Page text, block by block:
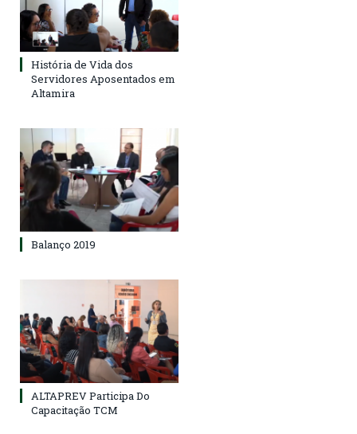
História de Vida dos
Servidores Aposentados em
Altamira
Balanço 2019
ALTAPREV Participa Do
Capacitação TCM